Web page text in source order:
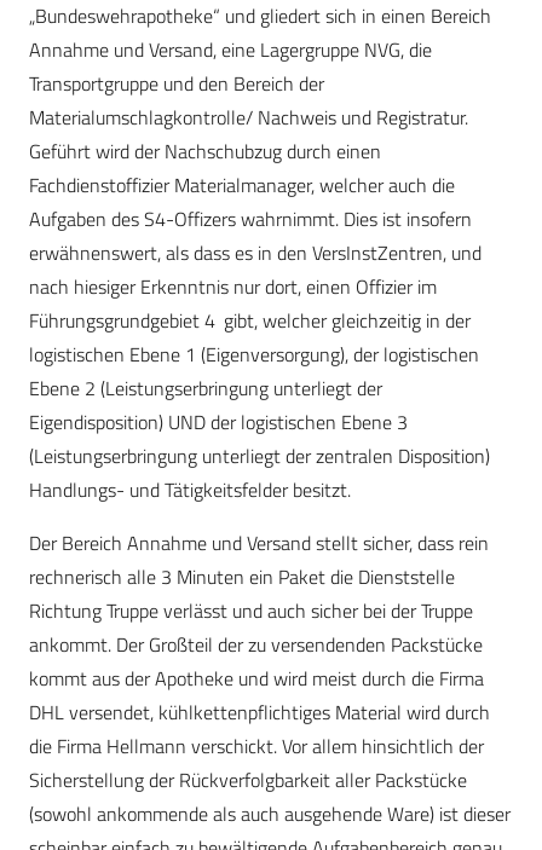
„Bundeswehrapotheke“ und gliedert sich in einen Bereich
Annahme und Versand, eine Lagergruppe NVG, die
Transportgruppe und den Bereich der
Materialumschlagkontrolle/ Nachweis und Registratur.
Geführt wird der Nachschubzug durch einen
Fachdienstoffizier Materialmanager, welcher auch die
Aufgaben des S4-Offizers wahrnimmt. Dies ist insofern
erwähnenswert, als dass es in den VersInstZentren, und
nach hiesiger Erkenntnis nur dort, einen Offizier im
Führungsgrundgebiet 4 gibt, welcher gleichzeitig in der
logistischen Ebene 1 (Eigenversorgung), der logistischen
Ebene 2 (Leistungserbringung unterliegt der
Eigendisposition) UND der logistischen Ebene 3
(Leistungserbringung unterliegt der zentralen Disposition)
Handlungs- und Tätigkeitsfelder besitzt.
Der Bereich Annahme und Versand stellt sicher, dass rein
rechnerisch alle 3 Minuten ein Paket die Dienststelle
Richtung Truppe verlässt und auch sicher bei der Truppe
ankommt. Der Großteil der zu versendenden Packstücke
kommt aus der Apotheke und wird meist durch die Firma
DHL versendet, kühlkettenpflichtiges Material wird durch
die Firma Hellmann verschickt. Vor allem hinsichtlich der
Sicherstellung der Rückverfolgbarkeit aller Packstücke
(sowohl ankommende als auch ausgehende Ware) ist dieser